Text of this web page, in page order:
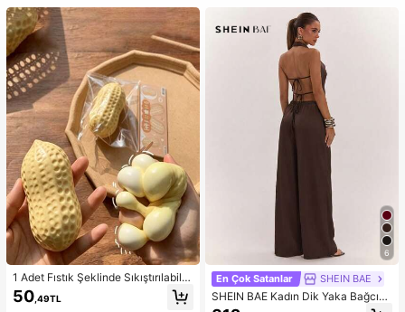
1 Adet Fıstık Şeklinde Sıkıştırılabilir
Stres Oyuncağı, Ofis Rahatlaması v
e Parti Etkileşimi İçin Uygun, Doğu
50 ,49TL
6
En Çok Satanlar SHEIN BAE
SHEIN BAE Kadın Dik Yaka Bağcıklı
Günlük Düz Renk Moda Takımı, Ra